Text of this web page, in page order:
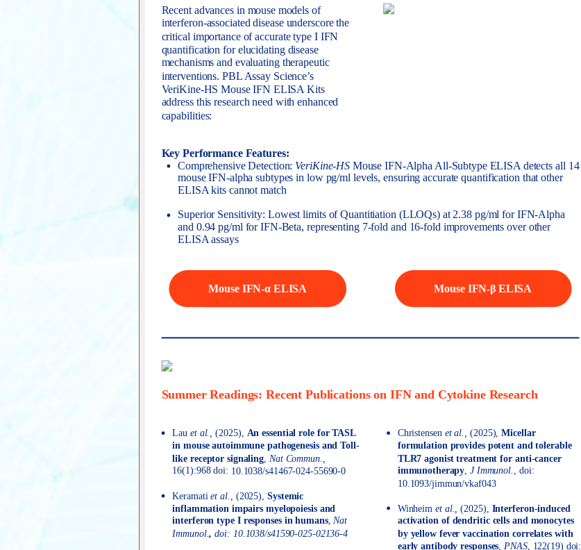
Recent advances in mouse models of
interferon-associated disease underscore the
critical importance of accurate type I IFN
quantification for elucidating disease
mechanisms and evaluating therapeutic
interventions. PBL Assay Science’s
VeriKine-HS Mouse IFN ELISA Kits
address this research need with enhanced
capabilities:
Key Performance Features:
Comprehensive Detection: VeriKine-HSMouse IFN-Alpha All-Subtype ELISA detects all 14
mouse IFN-alpha subtypes in low pg/ml levels, ensuring accurate quantification that other
ELISA kits cannot match
Superior Sensitivity: Lowest limits of Quantitiation (LLOQs) at 2.38 pg/ml for IFN-Alpha
and 0.94 pg/ml for IFN-Beta, representing 7-fold and 16-fold improvements over other
ELISA assays
Mouse IFN-α ELISA Mouse IFN-β ELISA
Summer Readings: Recent Publications on IFN and Cytokine Research
Lau et al., (2025), An essential role for TASL
in mouse autoimmune pathogenesis and Toll-
like receptor signaling,
Nat Commun.,
16(1):968 doi: 10.1038/s41467-024-55690-0
Keramati et al., (2025), Systemic
inflammation impairs myelopoiesis and
interferon type I responses in humans, Nat
Immunol. , doi: 10.1038/s41590-025-02136-4
Christensen et al., (2025), Micellar
formulation provides potent and tolerable
TLR7 agonist treatment for anti-cancer
immunotherapy, J Immunol. , doi:
10.1093/jimmun/vkaf043
Winheim et al., (2025), Interferon-induced
activation of dendritic cells and monocytes
by yellow fever vaccination correlates with
early antibody responses, PNAS,
122(19) doi: